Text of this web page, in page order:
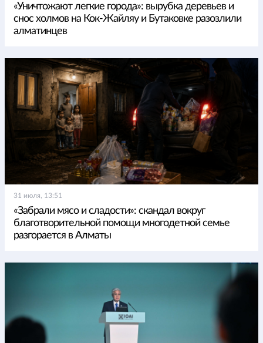
«Уничтожают легкие города»: вырубка деревьев и
снос холмов на Кок-Жайляу и Бутаковке разозлили
алматинцев
31 июля, 13:51
«Забрали мясо и сладости»: скандал вокруг
благотворительной помощи многодетной семье
разгорается в Алматы